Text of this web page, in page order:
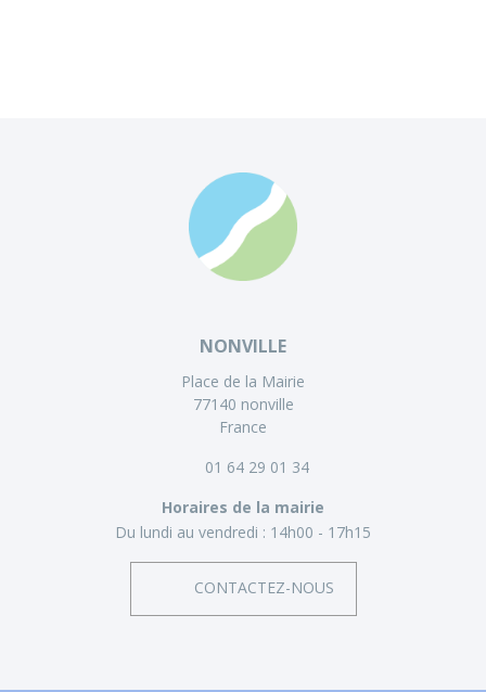
NONVILLE
Place de la Mairie
77140 nonville
France
01 64 29 01 34
Horaires de la mairie
Du lundi au vendredi : 14h00 - 17h15
CONTACTEZ-NOUS